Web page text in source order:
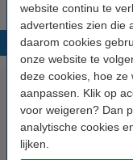
website continu te
advertenties zien die
daarom cookies
onze website te
deze cookies, hoe ze
aanpassen. Klik op
voor weigeren? Dan
analytische cookies
lijken.